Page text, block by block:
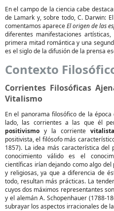
En el campo de la ciencia cabe
de Lamark y, sobre todo, C. Darwin:
comentamos apareceEl origen de las
diferentes manifestaciones
primera mitad romántica y una
es el siglo de la difusión de la prensa
Contexto
Corrientes Filosóficas
Vitalismo
En el panorama filosófico de la
lado, las corrientes a las que él
positivismo y la corriente vitalista
positivista, el filósofo más
1857). La idea más característica
conocimiento válido es el
científicas irían dejando como algo
y religiosas, ya que a diferencia de
todo, resultan más prácticas. La
cuyos dos máximos representantes
y el alemán A. Schopenhauer (1788-
subrayar los aspectos irracionales de